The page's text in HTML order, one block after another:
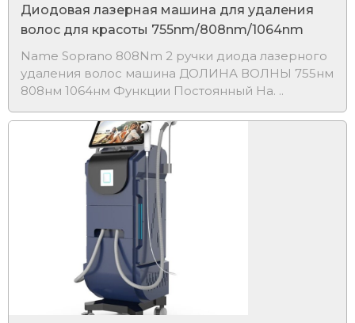
Диодовая лазерная машина для удаления
волос для красоты 755nm/808nm/1064nm
​Name Soprano 808Nm 2 ручки диода лазерного
удаления волос машина ДОЛИНА ВОЛНЫ 755нм
808нм 1064нм Функции Постоянный Ha. ..